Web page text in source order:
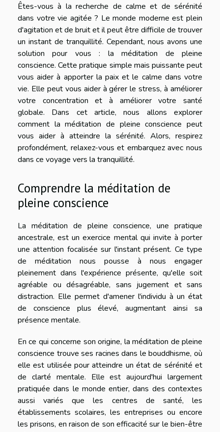
Êtes-vous à la recherche de calme et de sérénité
dans votre vie agitée ? Le monde moderne est plein
d'agitation et de bruit et il peut être difficile de trouver
un instant de tranquillité. Cependant, nous avons une
solution pour vous : la méditation de pleine
conscience. Cette pratique simple mais puissante peut
vous aider à apporter la paix et le calme dans votre
vie. Elle peut vous aider à gérer le stress, à améliorer
votre concentration et à améliorer votre santé
globale. Dans cet article, nous allons explorer
comment la méditation de pleine conscience peut
vous aider à atteindre la sérénité. Alors, respirez
profondément, relaxez-vous et embarquez avec nous
dans ce voyage vers la tranquillité.
Comprendre la méditation de
pleine conscience
La méditation de pleine conscience, une pratique
ancestrale, est un exercice mental qui invite à porter
une attention focalisée sur l'instant présent. Ce type
de méditation nous pousse à nous engager
pleinement dans l'expérience présente, qu'elle soit
agréable ou désagréable, sans jugement et sans
distraction. Elle permet d'amener l'individu à un état
de conscience plus élevé, augmentant ainsi sa
présence mentale.
En ce qui concerne son origine, la méditation de pleine
conscience trouve ses racines dans le bouddhisme, où
elle est utilisée pour atteindre un état de sérénité et
de clarté mentale. Elle est aujourd'hui largement
pratiquée dans le monde entier, dans des contextes
aussi variés que les centres de santé, les
établissements scolaires, les entreprises ou encore
les prisons, en raison de son efficacité sur le bien-être